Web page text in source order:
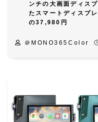
ンチの大画面ディス
たスマートディスプ
の37,980円
＠MONO365Color